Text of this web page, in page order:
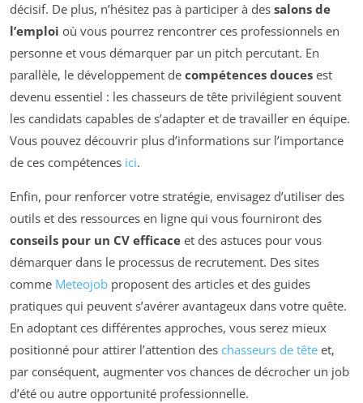
décisif. De plus, n’hésitez pas à participer à des salons de
l’emploi où vous pourrez rencontrer ces professionnels en
personne et vous démarquer par un pitch percutant. En
parallèle, le développement de compétences douces est
devenu essentiel : les chasseurs de tête privilégient souvent
les candidats capables de s’adapter et de travailler en équipe.
Vous pouvez découvrir plus d’informations sur l’importance
de ces compétences ici.
Enfin, pour renforcer votre stratégie, envisagez d’utiliser des
outils et des ressources en ligne qui vous fourniront des
conseils pour un CV efficace et des astuces pour vous
démarquer dans le processus de recrutement. Des sites
comme Meteojob proposent des articles et des guides
pratiques qui peuvent s’avérer avantageux dans votre quête.
En adoptant ces différentes approches, vous serez mieux
positionné pour attirer l’attention des chasseurs de tête et,
par conséquent, augmenter vos chances de décrocher un job
d’été ou autre opportunité professionnelle.